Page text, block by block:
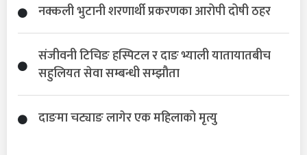
नक्कली भुटानी शरणार्थी प्रकरणका आरोपी दोषी ठहर
संजीवनी टिचिङ हस्पिटल र दाङ भ्याली यातायातबीच
सहुलियत सेवा सम्बन्धी सम्झौता
दाङमा चट्याङ लागेर एक महिलाको मृत्यु